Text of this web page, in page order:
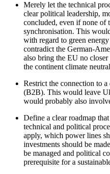
Merely let the technical
clear political leadership,
concluded, even if none of
synchronisation. This
with regard to green
contradict the German-
also bring the EU no
the con­tinent climate
Restrict the connection to
(B2B). This would leave
would probably also
Define a clear roadmap
technical and political
apply, which power lines
investments should be
be managed and political
prerequisite for a